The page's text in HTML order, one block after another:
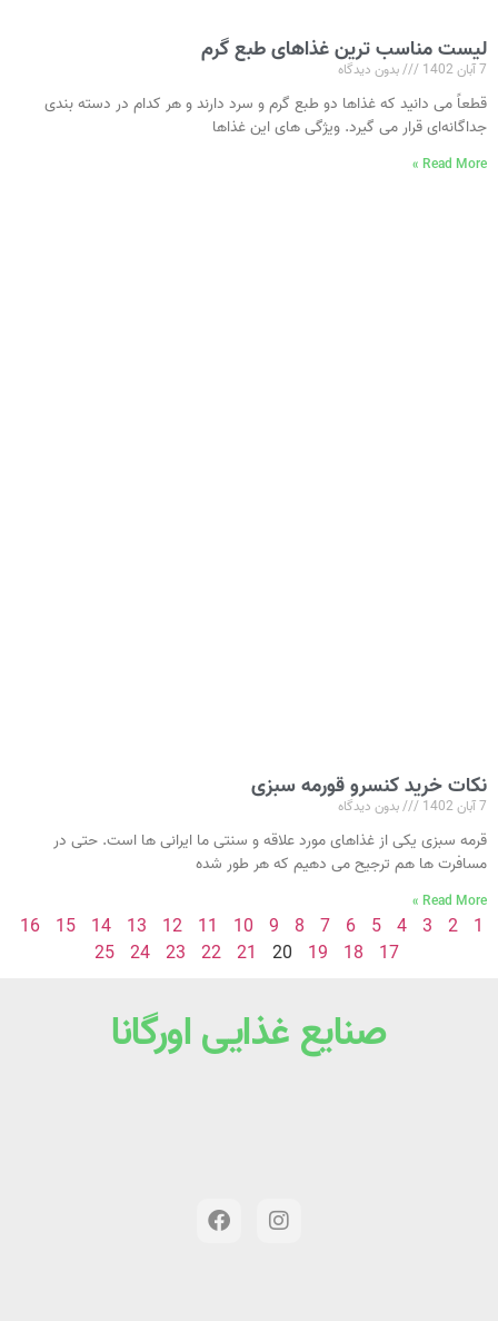
لیست مناسب‌ ترین غذاهای طبع گرم
7 آبان 1402 بدون دیدگاه
قطعاً می‌ دانید که غذاها دو طبع گرم و سرد دارند و هر کدام در دسته‌ بندی
جداگانه‌ای قرار می‌ گیرد. ویژگی‌ های این غذاها
Read More »
نکات خرید کنسرو قورمه سبزی
7 آبان 1402 بدون دیدگاه
قرمه سبزی یکی از غذاهای مورد علاقه و سنتی ما ایرانی‌ ها است. حتی در
مسافرت‌ ها هم ترجیح می‌ دهیم که هر طور شده
Read More »
1
2
3
4
5
6
7
8
9
10
11
12
13
14
15
16
17
18
19
20
21
22
23
24
25
صنایع غذایی اورگانا